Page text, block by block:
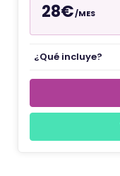
28€/MES
¿Qué incluye?